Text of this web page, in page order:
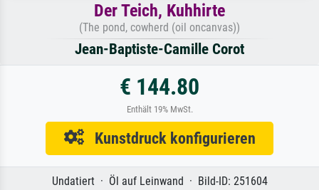
Der Teich, Kuhhirte
(The pond, cowherd (oil oncanvas))
Jean-Baptiste-Camille Corot
€ 144.80
Enthält 19% MwSt.
Kunstdruck konfigurieren
Undatiert · Öl auf Leinwand · Bild-ID: 251604